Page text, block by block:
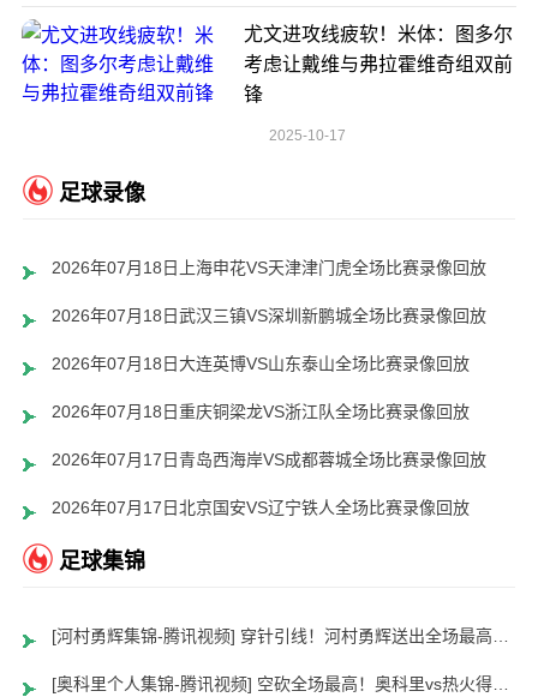
尤文进攻线疲软！米体：图多尔
考虑让戴维与弗拉霍维奇组双前
锋
2025-10-17
足球录像
2026年07月18日上海申花VS天津津门虎全场比赛录像回放
2026年07月18日武汉三镇VS深圳新鹏城全场比赛录像回放
2026年07月18日大连英博VS山东泰山全场比赛录像回放
2026年07月18日重庆铜梁龙VS浙江队全场比赛录像回放
2026年07月17日青岛西海岸VS成都蓉城全场比赛录像回放
2026年07月17日北京国安VS辽宁铁人全场比赛录像回放
足球集锦
[河村勇辉集锦-腾讯视频] 穿针引线！河村勇辉送出全场最高12助攻 8中2拿到5分5板
[奥科里个人集锦-腾讯视频] 空砍全场最高！奥科里vs热火得27分4板